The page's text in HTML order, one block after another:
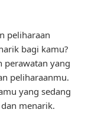
peliharaan
bagi kamu?
perawatan yang
peliharaanmu.
yang sedang
menarik.